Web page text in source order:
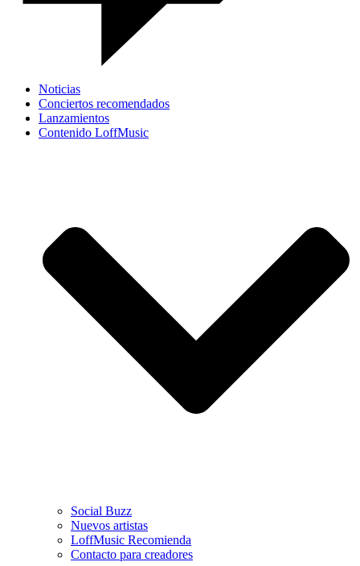
Noticias
Conciertos recomendados
Lanzamientos
Contenido LoffMusic
Social Buzz
Nuevos artistas
LoffMusic Recomienda
Contacto para creadores